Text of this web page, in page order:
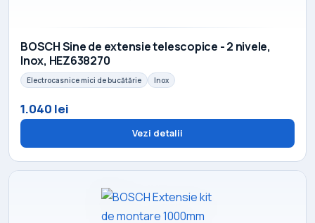
BOSCH Sine de extensie telescopice - 2 nivele,
Inox, HEZ638270
Electrocasnice mici de bucătărie Inox
1.040 lei
Vezi detalii